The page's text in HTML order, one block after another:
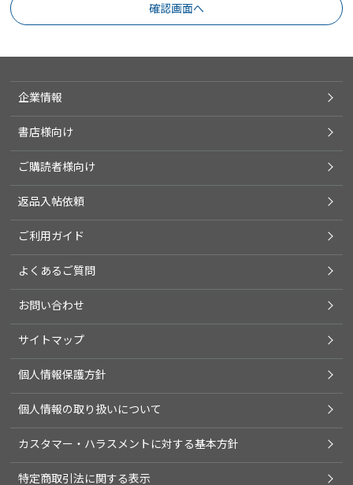
企業情報
書店様向け
ご購読者様向け
返品入帖依頼
ご利用ガイド
よくあるご質問
お問い合わせ
サイトマップ
個人情報保護方針
個人情報の取り扱いについて
カスタマー・ハラスメントに対する基本方針
特定商取引法に関する表示